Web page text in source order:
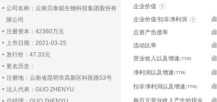
公司名称：云南贝泰妮生物科技集团股份有
限公司
注册资本：42360万元
上市日期：2021-03-25
发行价：47.33元
更名历史：
注册地：云南省昆明市高新区科医路53号
法人代表：GUO ZHENYU
企业价值
企业价值/扣非净利润
总资产负债率
流动比率
营业收入以及增速
净利润以及增速
扣非净利润以及增速
每百元营业收入产生的现金